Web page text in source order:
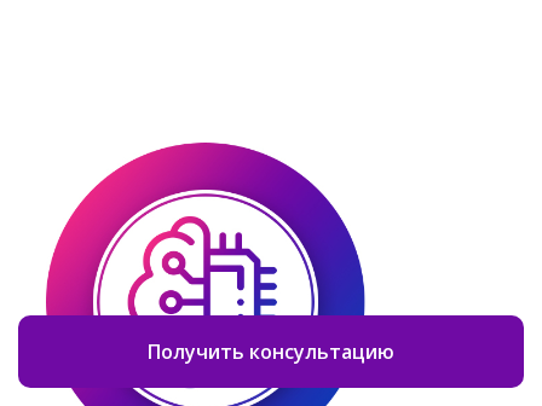
Получить консультацию